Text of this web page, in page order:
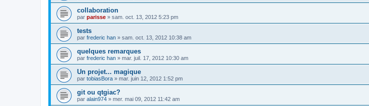
collaboration
par parisse » sam. oct. 13, 2012 5:23 pm
tests
par frederic han » sam. oct. 13, 2012 10:38 am
quelques remarques
par frederic han » mar. juil. 17, 2012 10:30 am
Un projet... magique
par tobiasBora » mar. juin 12, 2012 1:52 pm
git ou qtgiac?
par alain974 » mer. mai 09, 2012 11:42 am